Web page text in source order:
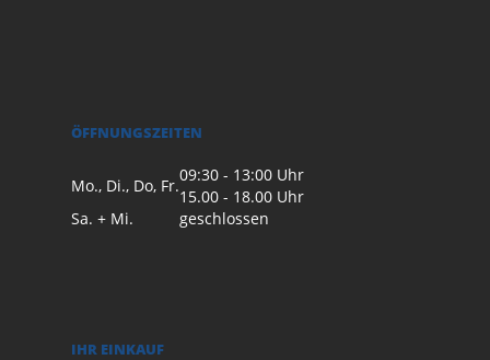
ÖFFNUNGSZEITEN
Mo., Di., Do, Fr.
09:30 - 13:00 Uhr
15.00 - 18.00 Uhr
Sa. + Mi.
geschlossen
IHR EINKAUF